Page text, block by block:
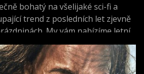
bohatý na všelijaké sci-fi a
trend z posledních let zjevně
My vám nabízíme letní
sci-fi a fantasy snímků.